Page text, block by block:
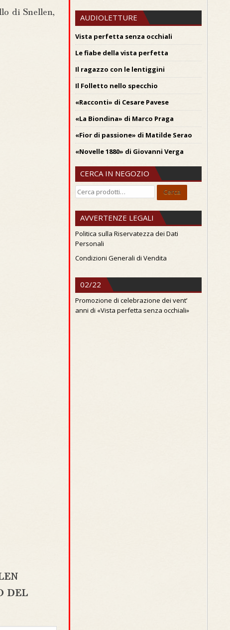
di Snellen,
DEL
AUDIOLETTURE
Vista perfetta senza occhiali
Le fiabe della vista perfetta
Il ragazzo con le lentiggini
Il Folletto nello specchio
«Racconti» di Cesare Pavese
«La Biondina» di Marco Praga
«Fior di passione» di Matilde Serao
«Novelle 1880» di Giovanni Verga
CERCA IN NEGOZIO
Cerca: Cerca
AVVERTENZE LEGALI
Politica sulla Riservatezza dei Dati
Personali
Condizioni Generali di Vendita
02/22
Promozione di celebrazione dei vent’
anni di «Vista perfetta senza occhiali»